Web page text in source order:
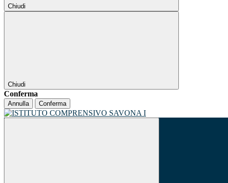
Chiudi
Chiudi
Conferma
Annulla Conferma